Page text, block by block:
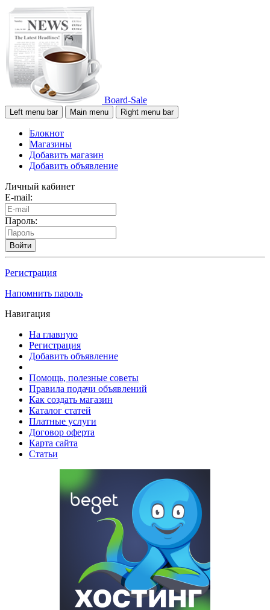
Board-Sale
Left menu bar Main menu Right menu bar
Блокнот
Магазины
Добавить магазин
Добавить объявление
Личный кабинет
E-mail:
Пароль:
Войти
Регистрация
Напомнить пароль
Навигация
На главную
Регистрация
Добавить объявление
Помощь, полезные советы
Правила подачи объявлений
Как создать магазин
Каталог статей
Платные услуги
Договор оферта
Карта сайта
Статьи